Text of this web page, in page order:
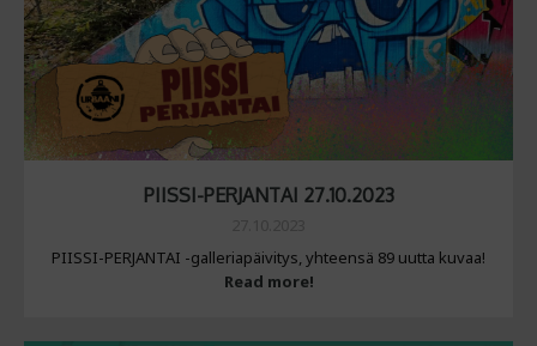
PIISSI-PERJANTAI 27.10.2023
PIISSI-PERJANTAI -galleriapäivitys, yhteensä 89 uutta kuvaa!
Read more!